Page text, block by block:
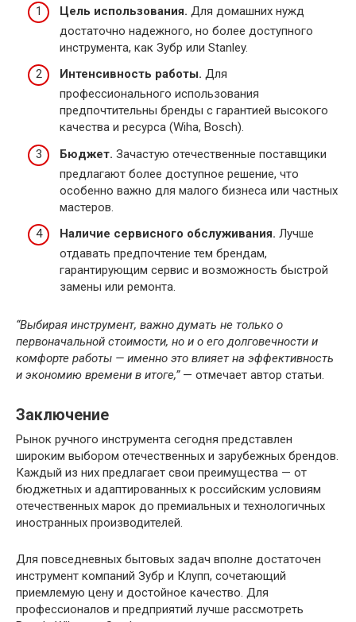
Цель использования. Для домашних нужд
достаточно надежного, но более доступного
инструмента, как Зубр или Stanley.
Интенсивность работы. Для
профессионального использования
предпочтительны бренды с гарантией высокого
качества и ресурса (Wiha, Bosch).
Бюджет. Зачастую отечественные поставщики
предлагают более доступное решение, что
особенно важно для малого бизнеса или частных
мастеров.
Наличие сервисного обслуживания. Лучше
отдавать предпочтение тем брендам,
гарантирующим сервис и возможность быстрой
замены или ремонта.
“Выбирая инструмент, важно думать не только о
первоначальной стоимости, но и о его долговечности и
комфорте работы — именно это влияет на эффективность
и экономию времени в итоге,”— отмечает автор статьи.
Заключение
Рынок ручного инструмента сегодня представлен
широким выбором отечественных и зарубежных брендов.
Каждый из них предлагает свои преимущества — от
бюджетных и адаптированных к российским условиям
отечественных марок до премиальных и технологичных
иностранных производителей.
Для повседневных бытовых задач вполне достаточен
инструмент компаний Зубр и Клупп, сочетающий
приемлемую цену и достойное качество. Для
профессионалов и предприятий лучше рассмотреть